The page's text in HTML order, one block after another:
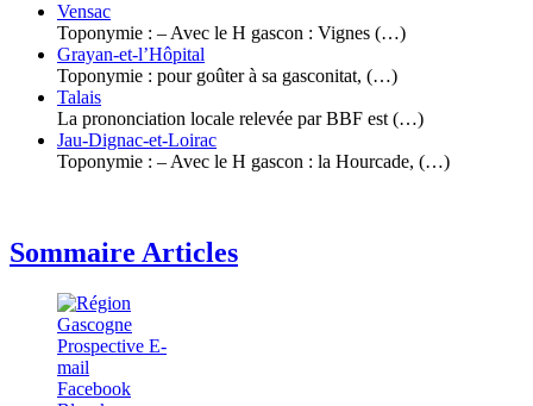
Vensac
Toponymie : – Avec le H gascon : Vignes (…)
Grayan-et-l’Hôpital
Toponymie : pour goûter à sa gasconitat, (…)
Talais
La prononciation locale relevée par BBF est (…)
Jau-Dignac-et-Loirac
Toponymie : – Avec le H gascon : la Hourcade, (…)
Sommaire Articles